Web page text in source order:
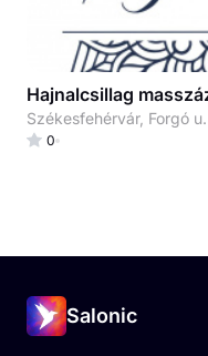
Hajnalcsillag
Székesfehérvár, Forgó
0
Salonic